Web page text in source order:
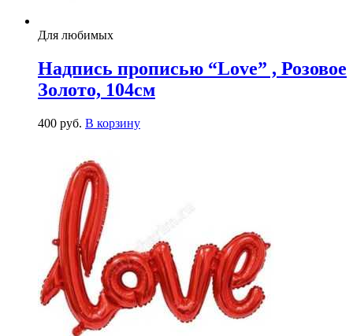
Для любимых
Надпись прописью “Love” , Розовое
Золото, 104см
400 руб. В корзину